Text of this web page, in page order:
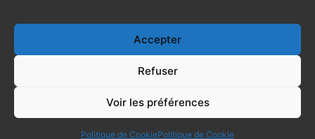
Accepter
Refuser
Voir les préférences
Politique de CookiePolitique de Cookie
Politique de Cookie
Mentions légales